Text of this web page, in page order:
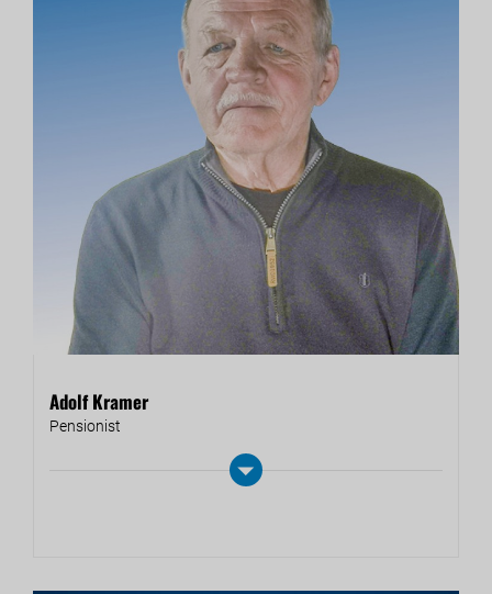
Adolf Kramer
Pen­sio­nist